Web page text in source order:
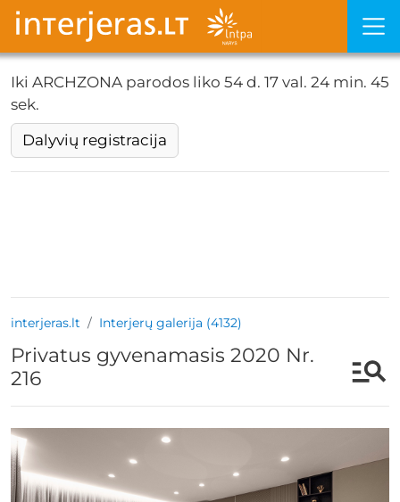
Iki ARCHZONA parodos liko 54 d. 17 val. 24 min. 45
sek.
Dalyvių registracija
interjeras.lt Interjerų galerija (4132)
Privatus gyvenamasis 2020 Nr.
216